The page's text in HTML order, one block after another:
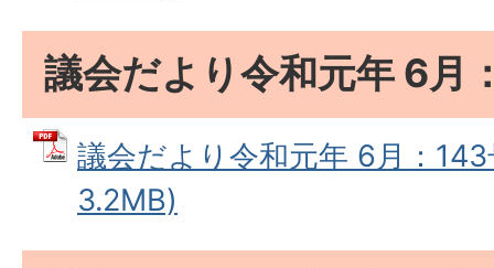
議会だより令和元年 6月
議会だより令和元年 6月：
3.2MB)